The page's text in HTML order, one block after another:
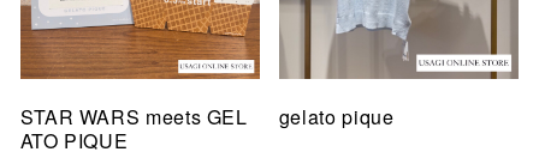
STAR WARS meets GEL
ATO PIQUE
gelato pique